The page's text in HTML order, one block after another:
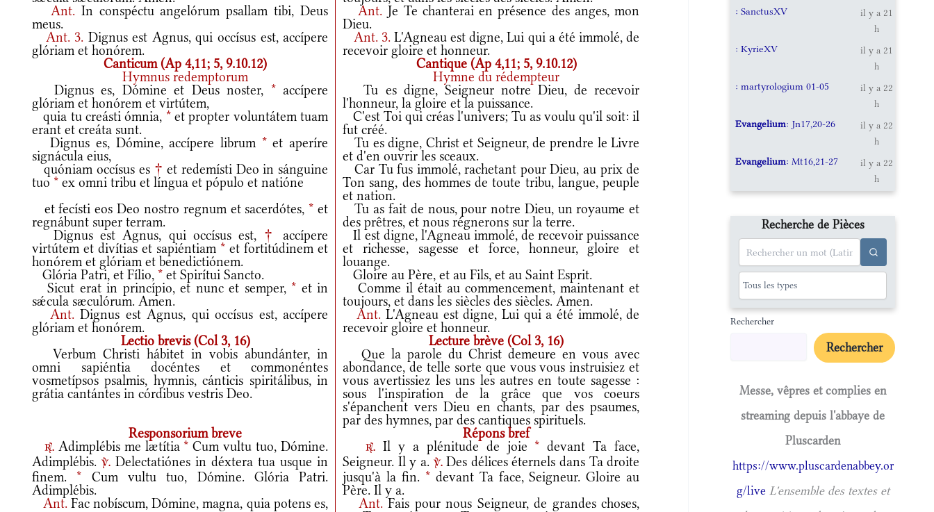
Ant. In conspéctu angelórum psallam tibi, Deus
meus.
Ant. Je Te chanterai en présence des anges, mon
Dieu.
Ant. 3. Dignus est Agnus, qui occísus est, accípere
glóriam et honórem.
Ant. 3. L'Agneau est digne, Lui qui a été immolé, de
recevoir gloire et honneur.
Canticum (Ap 4,11; 5, 9.10.12)
Cantique (Ap 4,11; 5, 9.10.12)
Hymnus redemptorum
Hymne du rédempteur
Dignus es, Dómine et Deus noster, *accípere
glóriam et honórem et virtútem,
Tu es digne, Seigneur notre Dieu, de recevoir
l'honneur, la gloire et la puissance.
quia tu creásti ómnia, *et propter voluntátem tuam
erant et creáta sunt.
C'est Toi qui créas l'univers; Tu as voulu qu'il soit: il
fut créé.
Dignus es, Dómine, accípere librum *et aperíre
signácula eius,
Tu es digne, Christ et Seigneur, de prendre le Livre
et d'en ouvrir les sceaux.
quóniam occísus es † et redemísti Deo in sánguine
tuo * ex omni tribu et língua et pópulo et natióne
Car Tu fus immolé, rachetant pour Dieu, au prix de
Ton sang, des hommes de toute tribu, langue, peuple
et nation.
et fecísti eos Deo nostro regnum et sacerdótes, * et
regnábunt super terram.
Tu as fait de nous, pour notre Dieu, un royaume et
des prêtres, et nous régnerons sur la terre.
Dignus est Agnus, qui occísus est, †
accípere
virtútem et divítias et sapiéntiam * et fortitúdinem et
honórem et glóriam et benedictiónem.
Il est digne, l'Agneau immolé, de recevoir puissance
et richesse, sagesse et force, honneur, gloire et
louange.
Glória Patri, et Fílio, * et Spirítui Sancto.
Gloire au Père, et au Fils, et au Saint Esprit.
Sicut erat in princípio, et nunc et semper, * et in
sǽcula sæculórum. Amen.
Comme il était au commencement, maintenant et
toujours, et dans les siècles des siècles. Amen.
Ant.Dignus est Agnus, qui occísus est, accípere
glóriam et honórem.
Ant. L'Agneau est digne, Lui qui a été immolé, de
recevoir gloire et honneur.
Lectio brevis (Col 3, 16)
Lecture brève (Col 3, 16)
Verbum Christi hábitet in vobis abundánter, in
omni sapiéntia docéntes et commonéntes
vosmetípsos psalmis, hymnis, cánticis spiritálibus, in
grátia cantántes in córdibus vestris Deo.
Que la parole du Christ demeure en vous avec
abondance, de telle sorte que vous vous instruisiez et
vous avertissiez les uns les autres en toute sagesse :
sous l'inspiration de la grâce que vos coeurs
s'épanchent vers Dieu en chants, par des psaumes,
par des hymnes, par des cantiques spirituels.
Responsorium breve
Répons bref
r.Adimplébis me lætítia * Cum vultu tuo, Dómine.
Adimplébis.v. Delectatiónes in déxtera tua usque in
finem. * Cum vultu tuo, Dómine. Glória Patri.
Adimplébis.
r.Il y a plénitude de joie * devant Ta face,
Seigneur. Il y a. v.Des délices éternels dans Ta droite
jusqu'à la fin. *devant Ta face, Seigneur. Gloire au
Père. Il y a.
Ant. Fac nobíscum, Dómine, magna, quia potens es,
Ant.Fais pour nous Seigneur, de grandes choses,
: SanctusXV
il y a 21
h
: KyrieXV
il y a 21
h
: martyrologium 01-05
il y a 22
h
Evangelium: Jn17,20-26
il y a 22
h
Evangelium: Mt16,21-27
il y a 22
h
Recherche de Pièces
Rechercher
Rechercher
Messe, vêpres et complies en
streaming depuis l'abbaye de
Pluscarden
https://www.pluscardenabbey.or
g/live L'ensemble des textes et